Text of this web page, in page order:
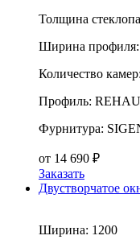
Толщина
Ширина профиля:
Количество камер:
Профиль:
Фурнитура:
от 14 690 ₽
Заказать
Двустворчатое
Ширина: 1200